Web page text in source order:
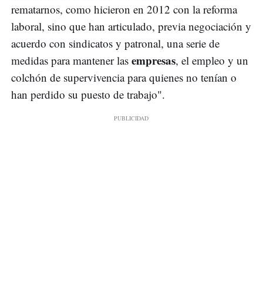
rematarnos, como hicieron en 2012 con la reforma
laboral, sino que han articulado, previa negociación y
acuerdo con sindicatos y patronal, una serie de
medidas para mantener las empresas, el empleo y un
colchón de supervivencia para quienes no tenían o
han perdido su puesto de trabajo".